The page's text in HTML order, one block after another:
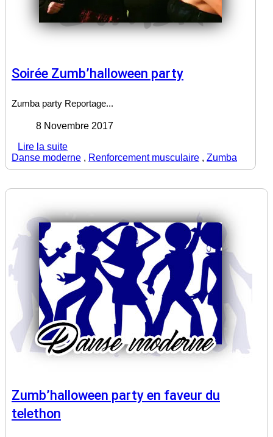
Soirée Zumb’halloween party
Zumba party Reportage...
8 Novembre 2017
Lire la suite
Danse moderne , Renforcement musculaire , Zumba
Zumb’halloween party en faveur du
telethon